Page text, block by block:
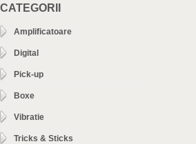
CATEGORII
Amplificatoare
Digital
Pick-up
Boxe
Vibratie
Tricks & Sticks